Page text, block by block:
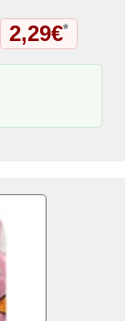
2,29€*